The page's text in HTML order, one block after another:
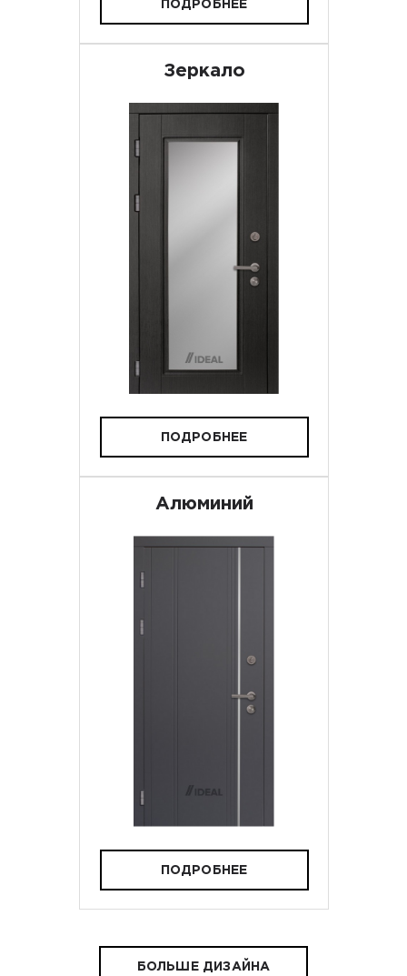
ПОДРОБНЕЕ
Зеркало
ПОДРОБНЕЕ
Алюминий
ПОДРОБНЕЕ
БОЛЬШЕ ДИЗАЙНА